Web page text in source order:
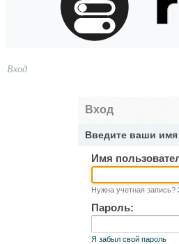
Вход
Вход
Введите ваши имя
Имя
Нужна учетная запись?
Пароль:
Я забыл свой пароль